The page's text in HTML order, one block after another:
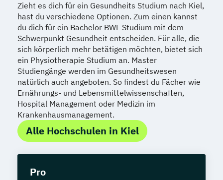
Zieht es dich für ein Gesundheits Studium nach Kiel,
hast du verschiedene Optionen. Zum einen kannst
du dich für ein Bachelor BWL Studium mit dem
Schwerpunkt Gesundheit entscheiden. Für alle, die
sich körperlich mehr betätigen möchten, bietet sich
ein Physiotherapie Studium an. Master
Studiengänge werden im Gesundheitswesen
natürlich auch angeboten. So findest du Fächer wie
Ernährungs- und Lebensmittelwissenschaften,
Hospital Management oder Medizin im
Krankenhausmanagement.
Alle Hochschulen in Kiel
Pro